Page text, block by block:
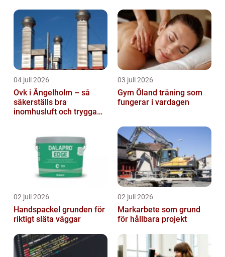
04 juli 2026
Ovk i Ängelholm – så
säkerställs bra
inomhusluft och trygga
03 juli 2026
Gym Öland träning som
fungerar i vardagen
02 juli 2026
Handspackel grunden för
riktigt släta väggar
02 juli 2026
Markarbete som grund
för hållbara projekt